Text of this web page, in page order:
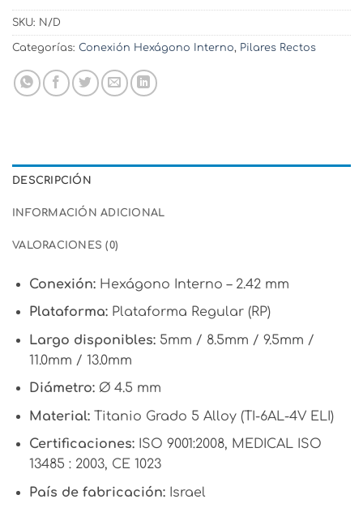
SKU: N/D
Categorías: Conexión Hexágono Interno, Pilares Rectos
DESCRIPCIÓN
INFORMACIÓN ADICIONAL
VALORACIONES (0)
Conexión:Hexágono Interno – 2.42 mm
Plataforma:Plataforma Regular (RP)
Largo disponibles:5mm / 8.5mm / 9.5mm /
11.0mm / 13.0mm
Diámetro:Ø 4.5 mm
Material:Titanio Grado 5 Alloy (TI-6AL-4V ELI)
Certificaciones:ISO 9001:2008, MEDICAL ISO
13485 : 2003, CE 1023
País de fabricación:Israel